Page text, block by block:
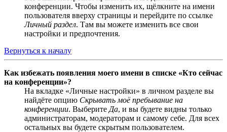
конференции. Чтобы изменить их, щёлкните на имени
пользователя вверху страницы и перейдите по ссылке
Личный раздел. Там вы можете изменить все свои
настройки и предпочтения.
Вернуться к началу
Как избежать появления моего имени в списке «Кто сейчас
на конференции»?
На вкладке «Личные настройки» в личном разделе вы
найдёте опцию Скрывать моё пребывание на
конференции. Выберите Да, и вы будете видны только
администраторам, модераторам и самому себе. Для всех
остальных вы будете скрытым пользователем.